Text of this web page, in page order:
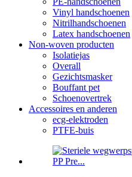
Vinyl handschoenen
Nitrilhandschoenen
Latex handschoenen
Non-woven producten
Isolatiejas
Overall
Gezichtsmasker
Bouffant pet
Schoenovertrek
Accessoires en anderen
ecg-elektroden
PTFE-buis